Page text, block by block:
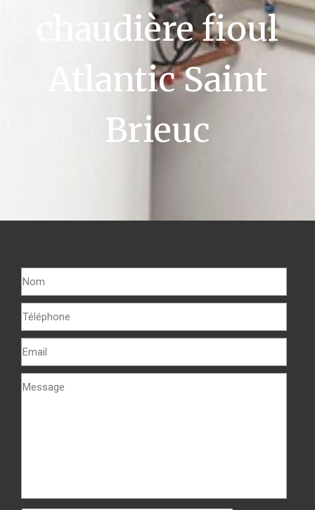
chaudière fioul
Atlantic Saint
Brieuc